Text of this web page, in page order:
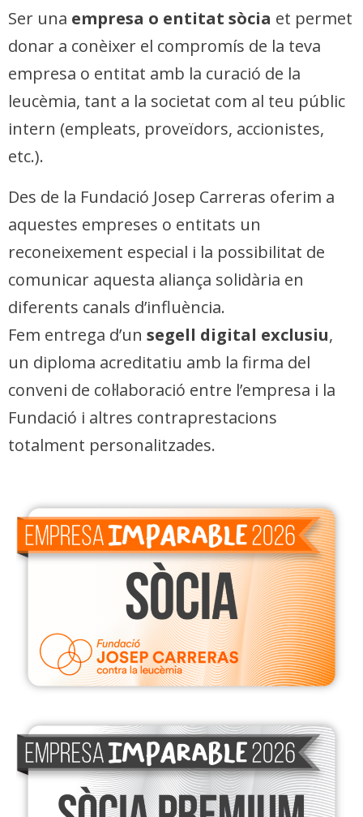
Ser una empresa o entitat sòcia et permet
donar a conèixer el compromís de la teva
empresa o entitat amb la curació de la
leucèmia, tant a la societat com al teu públic
intern (empleats, proveïdors, accionistes,
etc.).
Des de la Fundació Josep Carreras oferim a
aquestes empreses o entitats un
reconeixement especial i la possibilitat de
comunicar aquesta aliança solidària en
diferents canals d’influència.
Fem entrega d’un segell digital exclusiu,
un diploma acreditatiu amb la firma del
conveni de col·laboració entre l’empresa i la
Fundació i altres contraprestacions
totalment personalitzades.